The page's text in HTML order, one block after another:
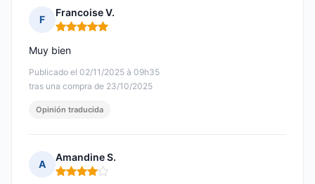
F
Francoise V.
Nota: 5 de 5
Publicado el 02/11/2025 à 09h35
tras una compra de 23/10/2025
Muy bien
Opinión traducida
A
Amandine S.
Nota: 4 de 5